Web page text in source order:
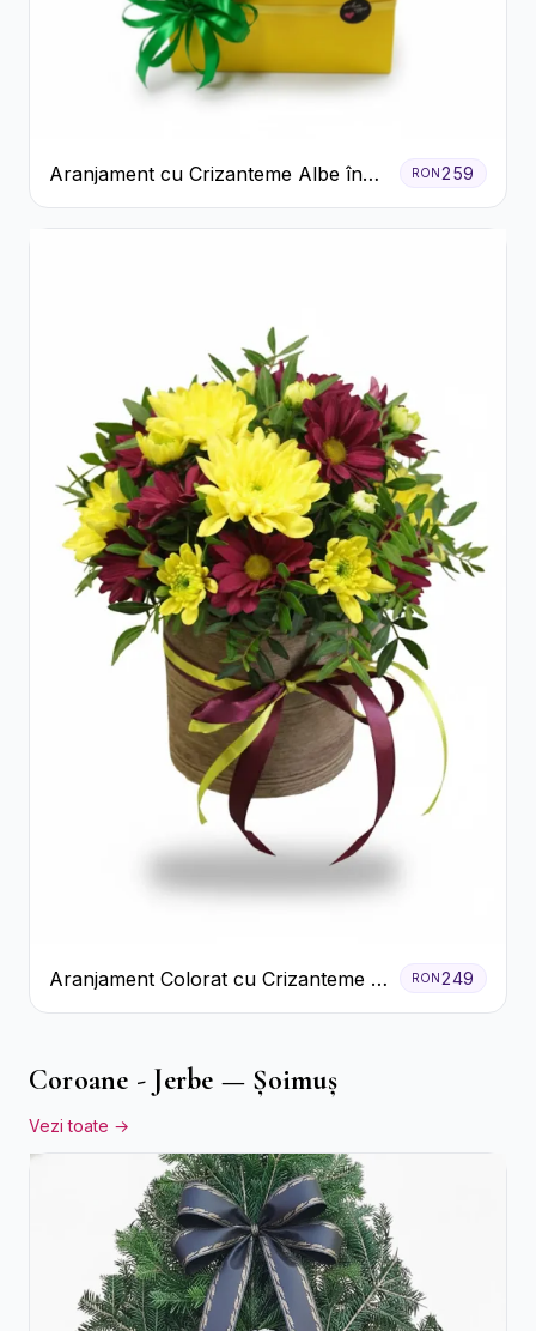
Aranjament cu Crizanteme Albe în
Cutie Galbenă
RON259
Aranjament Colorat cu Crizanteme în
Cutie Rustică
RON 249
Coroane - Jerbe — Șoimuș
Vezi toate →